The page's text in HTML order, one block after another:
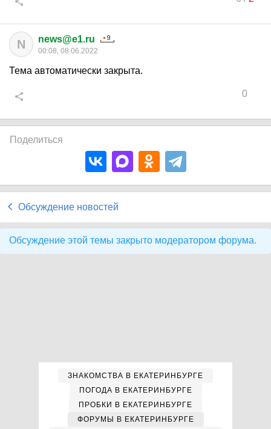
N news@e1.ru
00:08, 08.06.2022
Тема автоматически закрыта.
0
Поделиться
Обсуждение новостей
Обсуждение этой темы закрыто модератором форума.
ЗНАКОМСТВА В ЕКАТЕРИНБУРГЕ
ПОГОДА В ЕКАТЕРИНБУРГЕ
ПРОБКИ В ЕКАТЕРИНБУРГЕ
ФОРУМЫ В ЕКАТЕРИНБУРГЕ